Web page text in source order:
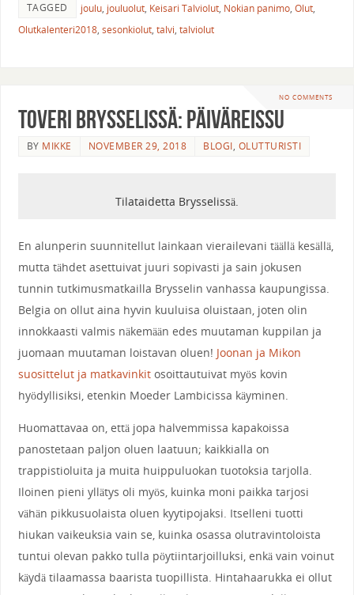
TAGGED joulu, jouluolut, Keisari Talviolut, Nokian panimo, Olut,
Olutkalenteri2018, sesonkiolut, talvi, talviolut
NO COMMENTS
Toveri Brysselissä: Päiväreissu
BY MIKKE NOVEMBER 29, 2018 BLOGI, OLUTTURISTI
Tilataidetta Brysselissä.
En alunperin suunnitellut lainkaan vierailevani täällä kesällä,
mutta tähdet asettuivat juuri sopivasti ja sain jokusen
tunnin tutkimusmatkailla Brysselin vanhassa kaupungissa.
Belgia on ollut aina hyvin kuuluisa oluistaan, joten olin
innokkaasti valmis näkemään edes muutaman kuppilan ja
juomaan muutaman loistavan oluen! Joonan ja Mikon
suosittelut ja matkavinkitosoittautuivat myös kovin
hyödyllisiksi, etenkin Moeder Lambicissa käyminen.
Huomattavaa on, että jopa halvemmissa kapakoissa
panostetaan paljon oluen laatuun; kaikkialla on
trappistioluita ja muita huippuluokan tuotoksia tarjolla.
Iloinen pieni yllätys oli myös, kuinka moni paikka tarjosi
vähän pikkusuolaista oluen kyytipojaksi. Itselleni tuotti
hiukan vaikeuksia vain se, kuinka osassa olutravintoloista
tuntui olevan pakko tulla pöytiintarjoilluksi, enkä vain voinut
käydä tilaamassa baarista tuopillista. Hintahaarukka ei ollut